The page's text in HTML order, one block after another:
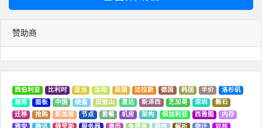
赞助商
西伯利亚 比利时 亚当 活动 英国 达拉斯 德国 韩国 半价
洛杉矶
越南
面板 中国 硬盘 旧金山 直达 新泽西 芝加哥 深圳
磐石
迁移
抢购 新加坡 节点 套餐 机房 架构 保加利亚 西雅图
内存
雅安
腾讯 俄罗斯 服务器 港币 免费版 网络 解析 宿迁 双核